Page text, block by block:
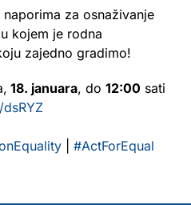
za osnaživanje
kojem je rodna
zajedno gradimo!
18. januara, do 12:00 sati
#ActForEqual